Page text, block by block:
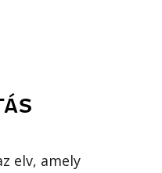
elv, amely